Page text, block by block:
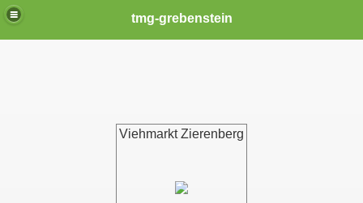
tmg-grebenstein
Viehmarkt Zierenberg